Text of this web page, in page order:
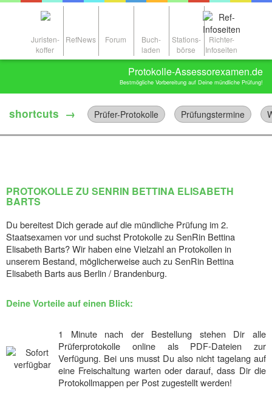
Protokolle-Assessorexamen.de
Bestmögliche Vorbereitung auf Deine mündliche Prüfung!
shortcuts → Prüfer-Protokolle Prüfungstermine
Juristen-
koffer
RefNews Forum
Buch-
laden
Stations-
börse
Richter-
Infoseiten
PROTOKOLLE ZU SENRIN BETTINA ELISABETH
BARTS
Du bereitest Dich gerade auf die mündliche Prüfung im 2.
Staatsexamen vor und suchst Protokolle zu SenRin Bettina
Elisabeth Barts? Wir haben eine Vielzahl an Protokollen in
unserem Bestand, möglicherweise auch zu SenRin Bettina
Elisabeth Barts aus Berlin / Brandenburg.
Deine Vorteile auf einen Blick:
1 Minute nach der Bestellung stehen Dir alle
Prüferprotokolle online als PDF-Dateien zur
Verfügung. Bei uns musst Du also nicht tagelang auf
eine Freischaltung warten oder darauf, dass Dir die
Protokollmappen per Post zugestellt werden!